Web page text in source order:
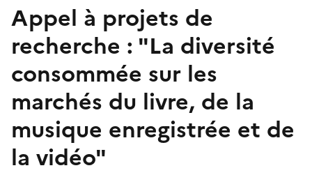
Appel à projets de
recherche : "La diversité
consommée sur les
marchés du livre, de la
musique enregistrée et de
la vidéo"